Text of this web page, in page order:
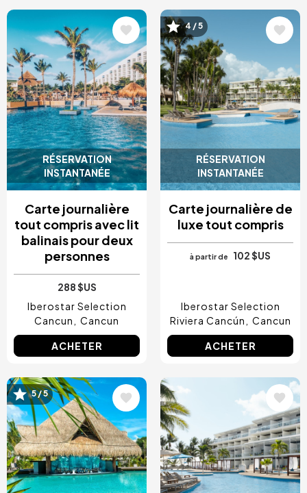
RÉSERVATION
INSTANTANÉE
Image
Carte journalière
tout compris avec lit
balinais pour deux
personnes
288 $US
Iberostar Selection
Cancun
Cancun
ACHETER
RÉSERVATION
INSTANTANÉE
Image
4 / 5
Carte journalière de
luxe tout compris
à partir de 102 $US
Iberostar Selection
Riviera Cancún
Cancun
ACHETER
Image
5 / 5 Image